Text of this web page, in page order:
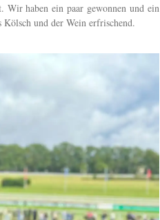
Wir haben ein paar gewonnen und ein
Kölsch und der Wein erfrischend.